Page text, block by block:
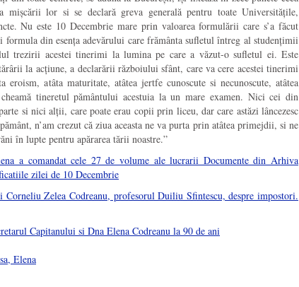
mișcării lor si se declară greva generală pentru toate Universitățile,
Nu este 10 Decembrie mare prin valoarea formulării care s’a făcut
formula din esența adevărului care frământa sufletul întreg al studențimii
trezirii acestei tinerimi la lumina pe care a văzut-o sufletul ei. Este
la acțiune, a declarării războiului sfânt, care va cere acestei tinerimi
eroism, atâta maturitate, atâtea jertfe cunoscute si necunoscute, atâtea
tineretul pământului acestuia la un mare examen. Nici cei din
si nici alții, care poate erau copii prin liceu, dar care astăzi lâncezesc
n’am crezut că ziua aceasta ne va purta prin atâtea primejdii, si ne
în lupte pentru apărarea tării noastre.”
a comandat cele 27 de volume ale lucrarii Documente din Arhiva
zilei de 10 Decembrie
Zelea Codreanu, profesorul Duiliu Sfintescu, despre impostori.